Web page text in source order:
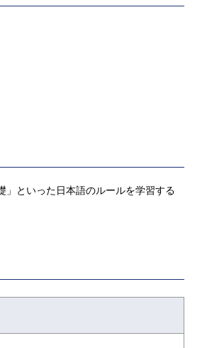
」といった日本語のルールを学習する